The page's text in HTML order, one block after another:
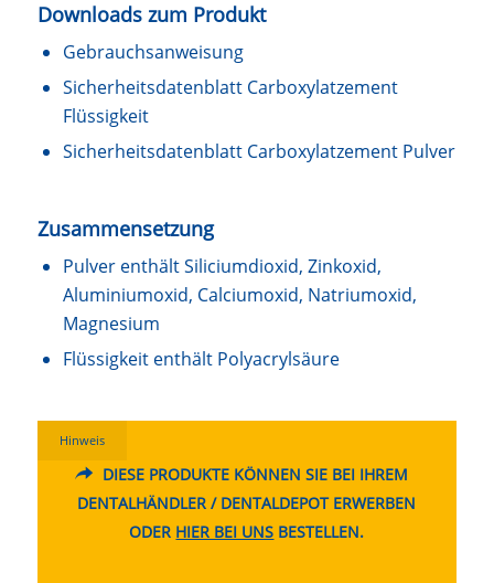
Downloads zum Produkt
Gebrauchsanweisung
Sicherheitsdatenblatt Carboxylatzement
Flüssigkeit
Sicherheitsdatenblatt Carboxylatzement Pulver
Zusammensetzung
Pulver enthält Siliciumdioxid, Zinkoxid,
Aluminiumoxid, Calciumoxid, Natriumoxid,
Magnesium
Flüssigkeit enthält Polyacrylsäure
Hinweis
DIESE PRODUKTE KÖNNEN SIE BEI IHREM
DENTALHÄNDLER / DENTALDEPOT ERWERBEN
ODER HIER BEI UNS BESTELLEN.